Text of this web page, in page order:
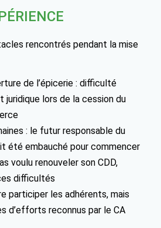
rencontrés pendant la mise
de l’épicerie : difficulté
juridique lors de la cession du
: le futur responsable du
été embauché pour commencer
voulu renouveler son CDD,
difficultés
participer les adhérents, mais
d’efforts reconnus par le CA